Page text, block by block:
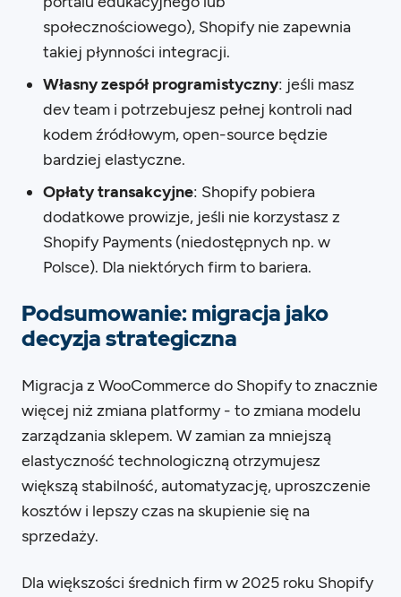
społecznościowego), Shopify nie zapewnia
takiej płynności integracji.
Własny zespół programistyczny: jeśli masz
dev team i potrzebujesz pełnej kontroli nad
kodem źródłowym, open-source będzie
bardziej elastyczne.
Opłaty transakcyjne: Shopify pobiera
dodatkowe prowizje, jeśli nie korzystasz z
Shopify Payments (niedostępnych np. w
Polsce). Dla niektórych firm to bariera.
Podsumowanie: migracja jako
decyzja strategiczna
Migracja z WooCommerce do Shopify to znacznie
więcej niż zmiana platformy - to zmiana modelu
zarządzania sklepem. W zamian za mniejszą
elastyczność technologiczną otrzymujesz
większą stabilność, automatyzację, uproszczenie
kosztów i lepszy czas na skupienie się na
sprzedaży.
Dla większości średnich firm w 2025 roku Shopify